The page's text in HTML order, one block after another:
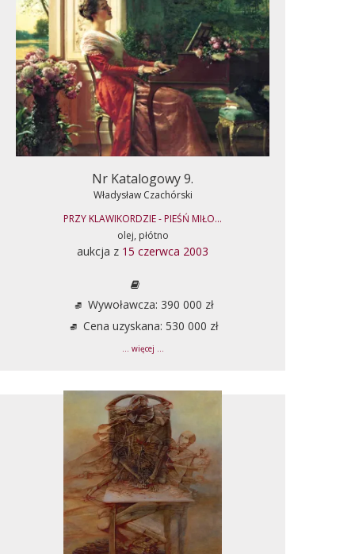
Nr Katalogowy 9.
Władysław Czachórski
PRZY KLAWIKORDZIE - PIEŚŃ MIŁO...
olej, płótno
aukcja z 15 czerwca 2003
Wywoławcza: 390 000 zł
Cena uzyskana: 530 000 zł
... więcej ...